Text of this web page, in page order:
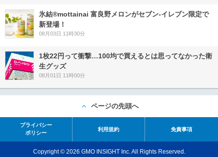
氷結®mottainai 富良野メロンがセブン‐イレブン限定で
新登場！
08月03日 11時30分
1枚22円って衝撃…100均で買えるとは思ってなかった衛
生グッズ
08月01日 11時00分
ページの先頭へ
プライバシー
ポリシー
利用規約 免責事項
Copyright © 2026 GMO INSIGHT Inc. All Rights Reserved.